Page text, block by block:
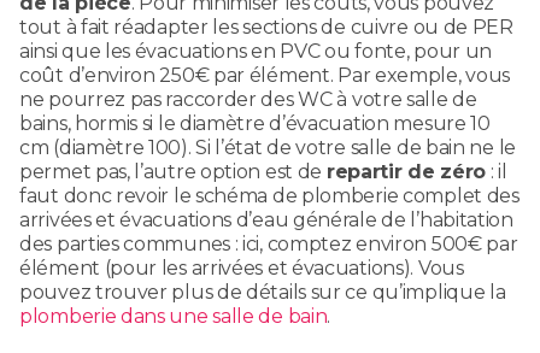
tout à fait réadapter les sections de cuivre ou de PER
ainsi que les évacuations en PVC ou fonte, pour un
coût d’environ 250€ par élément. Par exemple, vous
ne pourrez pas raccorder des WC à votre salle de
bains, hormis si le diamètre d’évacuation mesure 10
cm (diamètre 100). Si l’état de votre salle de bain ne le
permet pas, l’autre option est de repartir de zéro : il
faut donc revoir le schéma de plomberie complet des
arrivées et évacuations d’eau générale de l’habitation
des parties communes : ici, comptez environ 500€ par
élément (pour les arrivées et évacuations). Vous
pouvez trouver plus de détails sur ce qu’implique la
plomberie dans une salle de bain.